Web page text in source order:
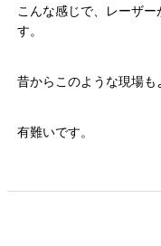
こんな感じで、レーザ
す。
昔からこのような現場も
有難いです。